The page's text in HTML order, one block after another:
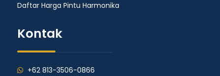
Daftar Harga Pintu Harmonika
Kontak
+62 813-3506-0866